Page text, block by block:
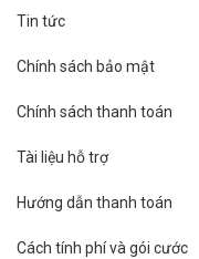
Tin tức
Chính sách bảo mật
Chính sách thanh toán
Tài liệu hỗ trợ
Hướng dẫn thanh toán
Cách tính phí và gói cước